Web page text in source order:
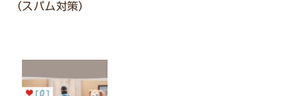
（スパム対策）